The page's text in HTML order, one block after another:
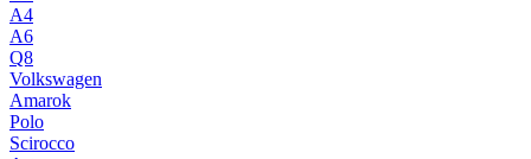
A4
A6
Q8
Volkswagen
Amarok
Polo
Scirocco